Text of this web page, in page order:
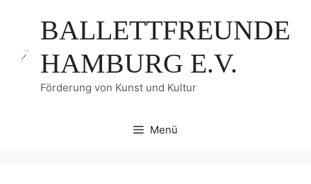
springenBALLETTFREUNDE
HAMBURG E.V.
Förderung von Kunst und Kultur
Menü